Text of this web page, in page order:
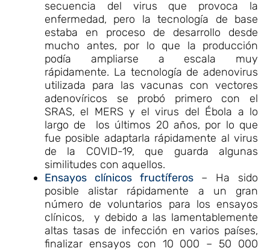
secuencia del virus que provoca la
enfermedad, pero la tecnología de base
estaba en proceso de desarrollo desde
mucho antes, por lo que la producción
podía ampliarse a escala muy
rápidamente. La tecnología de adenovirus
utilizada para las vacunas con vectores
adenovíricos se probó primero con el
SRAS, el MERS y el virus del Ébola a lo
largo de los últimos 20 años, por lo que
fue posible adaptarla rápidamente al virus
de la COVID-19, que guarda algunas
similitudes con aquellos.
Ensayos clínicos fructíferos – Ha sido
posible alistar rápidamente a un gran
número de voluntarios para los ensayos
clínicos, y debido a las lamentablemente
altas tasas de infección en varios países,
finalizar ensayos con 10 000 – 50 000